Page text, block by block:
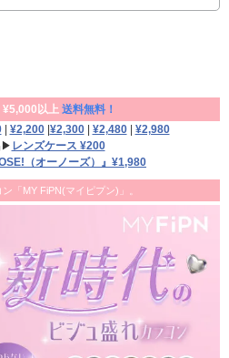
¥5,000以上 送料無料！
| ¥2,200|¥2,300| ¥2,480| ¥2,980
▶ レンズケース ¥200
（オーノーズ）』¥1,980
「MY FiPN(マイピプン)」。